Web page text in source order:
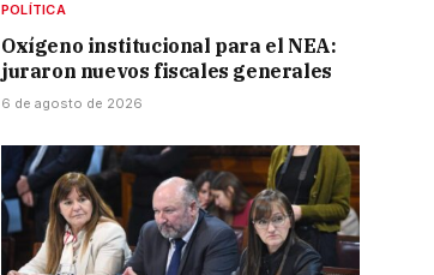
POLÍTICA
Oxígeno institucional para el NEA:
juraron nuevos fiscales generales
6 de agosto de 2026